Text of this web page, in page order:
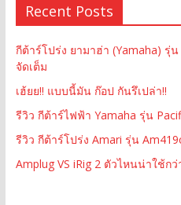
Recent Posts
กีต้าร์โปร่ง ยามาฮ่า (Yamaha) รุ่
จัดเต็ม
เฮ้ยย!! แบบนี้มัน ก๊อป กันรึเปล่า!!
รีวิว กีต้าร์ไฟฟ้า Yamaha รุ่น
รีวิว กีต้าร์โปร่ง Amari รุ่น
Amplug VS iRig 2 ตัวไหนน่าใช้ก